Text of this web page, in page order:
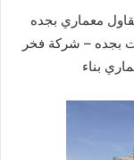
معماري بجده
بجده – شركة فخر